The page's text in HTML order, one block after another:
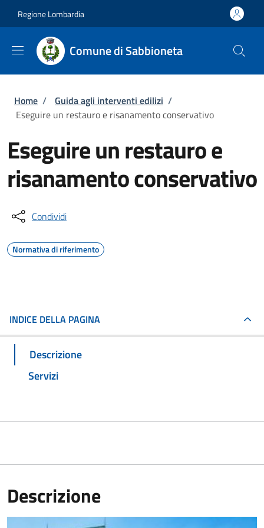
Regione Lombardia
Comune di Sabbioneta
Briciole di pane
Home / Guida agli interventi edilizi /
Eseguire un restauro e risanamento conservativo
Eseguire un restauro e
risanamento conservativo
Condividi
Normativa di riferimento
INDICE DELLA PAGINA
Descrizione
Servizi
Descrizione